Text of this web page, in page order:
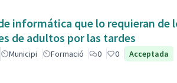
informática que lo requieran de
de adultos por las tardes
Municipi Formació 0 0 Acceptada